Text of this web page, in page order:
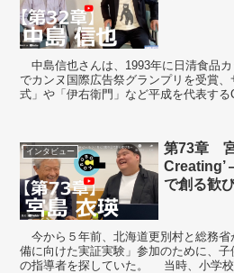
中島信也さんは、1993年に日清食品カ
でカンヌ国際広告祭グランプリを受賞
式」や「伊右衛門」など平成を代表する
インタビュー
第73章 宮
Creating’
で創る歓
今から５年前、北海道更別村と総務
備に向けた実証実験」参加のために、
の指導者を探していた。 当時、小学校にプログラミング教育を導